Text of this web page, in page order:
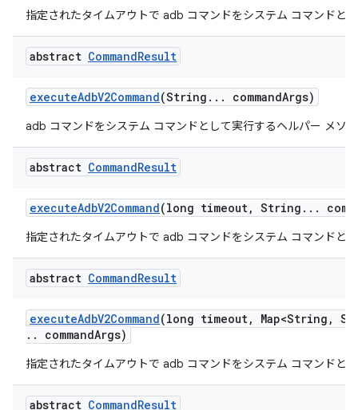
指定されたタイムアウトで adb コマンドをシステム コマンドと
abstract CommandResult
executeAdbV2Command(String . . . commandArgs)
adb コマンドをシステム コマンドとして実行するヘルパー メソ
abstract CommandResult
executeAdbV2Command(long timeout, String . . .
指定されたタイムアウトで adb コマンドをシステム コマンドと
abstract CommandResult
executeAdbV2Command(long timeout, Map<String ,
. . commandArgs)
指定されたタイムアウトで adb コマンドをシステム コマンドと
abstract CommandResult